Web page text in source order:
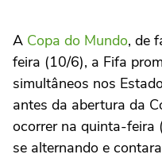
A Copa do Mundo, de
feira (10/6), a Fifa
simultâneos nos
antes da abertura da
ocorrer na quinta-feira
se alternando e